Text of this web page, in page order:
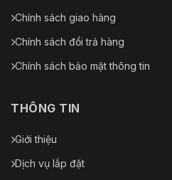
Chính sách giao hàng
Chính sách đổi trả hàng
Chính sách bảo mật thông tin
THÔNG TIN
Giới thiệu
Dịch vụ lắp đặt